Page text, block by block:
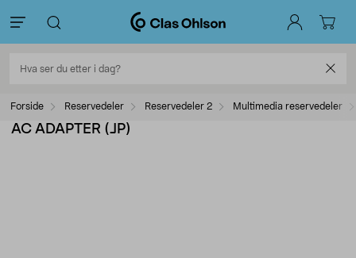
Forside Reservedeler Reservedeler 2 Multimedia reservedeler
AC ADAPTER (JP)